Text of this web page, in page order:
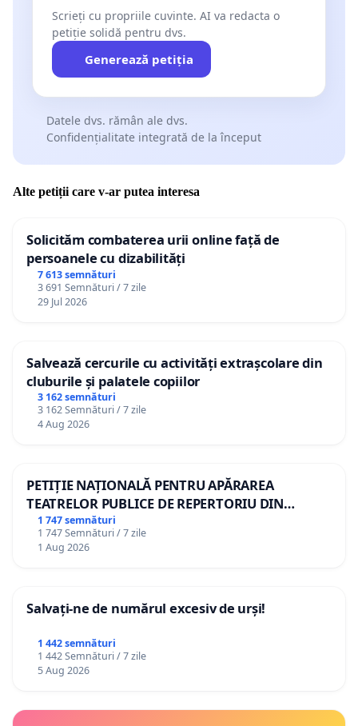
Scrieți cu propriile cuvinte. AI va redacta o
petiție solidă pentru dvs.
Generează petiția
Datele dvs. rămân ale dvs.
Confidențialitate integrată de la început
Alte petiții care v-ar putea interesa
Solicităm combaterea urii online față de
persoanele cu dizabilități
7 613 semnături
3 691 Semnături / 7 zile
29 Jul 2026
Salvează cercurile cu activități extrașcolare din
cluburile și palatele copiilor
3 162 semnături
3 162 Semnături / 7 zile
4 Aug 2026
PETIȚIE NAȚIONALĂ PENTRU APĂRAREA
TEATRELOR PUBLICE DE REPERTORIU DIN
ROMÂNIA
1 747 semnături
1 747 Semnături / 7 zile
1 Aug 2026
Salvați-ne de numărul excesiv de urși!
1 442 semnături
1 442 Semnături / 7 zile
5 Aug 2026